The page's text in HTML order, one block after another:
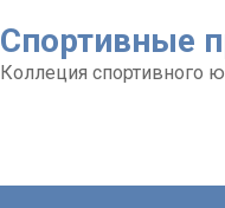
Спортивные
Коллеция спортивного